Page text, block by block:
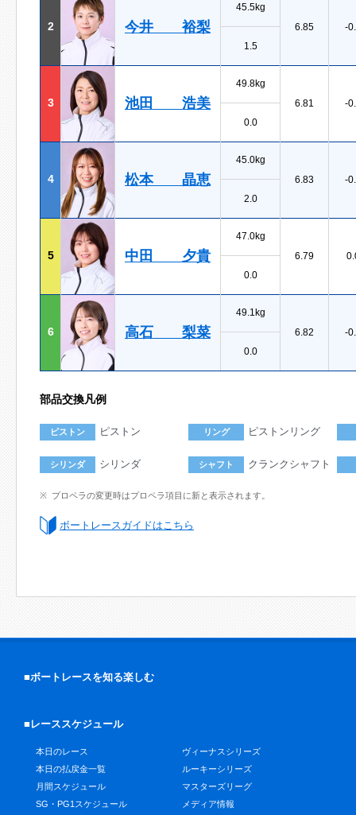
2 今井 裕梨
45.5kg
6.85
-
1.5
3 池田 浩美
49.8kg
6.81
-
0.0
4 松本 晶恵
45.0kg
6.83
-
2.0
5 中田 夕貴
47.0kg
6.79
0.0
6 高石 梨菜
49.1kg
6.82
-
0.0
部品交換凡例
ピストン ピストン リング ピストンリング
シリンダ シリンダ シャフト クランクシャフト
プロペラの変更時はプロペラ項目に新と表示されます。
ボートレースガイドはこちら
■ボートレースを知る楽しむ
■レーススケジュール
本日のレース
本日の払戻金一覧
月間スケジュール
SG・PG1スケジュール
ヴィーナスシリーズ
ルーキーシリーズ
マスターズリーグ
メディア情報